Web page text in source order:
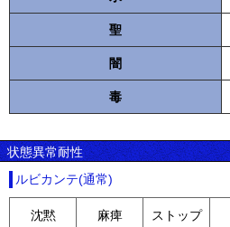
聖
闇
毒
状態異常耐性
ルビカンテ(通常)
沈黙 麻痺 ストップ